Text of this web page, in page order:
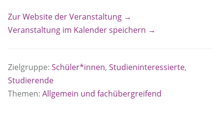
Zur Website der Veranstaltung →
Veranstaltung im Kalender speichern →
Zielgruppe: Schüler*innen, Studieninteressierte,
Studierende
Themen: Allgemein und fachübergreifend